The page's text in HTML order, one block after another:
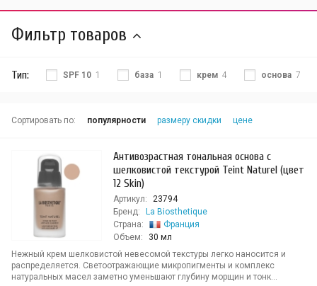
Фильтр товаров
Тип: SPF 10 1 база 1 крем 4 основа 7
Сортировать по: популярности размеру скидки цене
Антивозрастная тональная основа с
шелковистой текстурой Teint Naturel (цвет
12 Skin)
Артикул:
23794
Бренд:
La Biosthetique
Страна:
Франция
Объем:
30 мл
Нежный крем шелковистой невесомой текстуры легко наносится и
распределяется. Светоотражающие микропигменты и комплекс
натуральных масел заметно уменьшают глубину морщин и тонк...